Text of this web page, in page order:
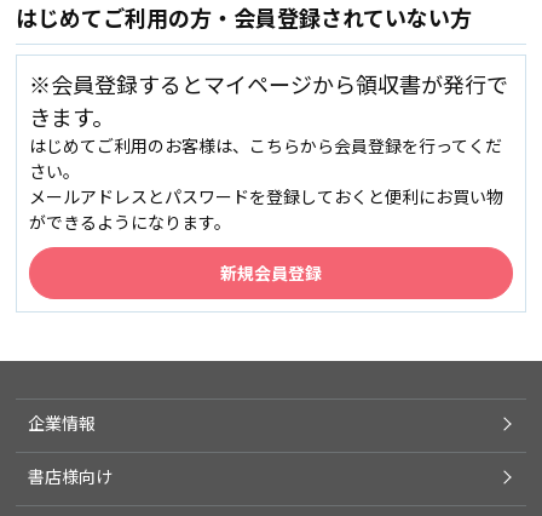
はじめてご利用の方・会員登録されていない方
※会員登録するとマイページから領収書が発行で
きます。
はじめてご利用のお客様は、こちらから会員登録を行ってくだ
さい。
メールアドレスとパスワードを登録しておくと便利にお買い物
ができるようになります。
企業情報
書店様向け